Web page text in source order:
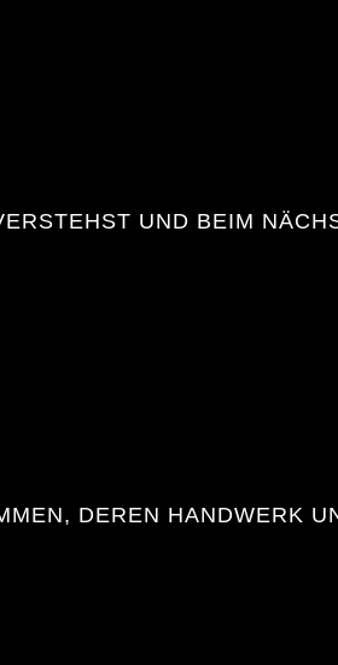
UND BEIM
DEREN HANDWERK